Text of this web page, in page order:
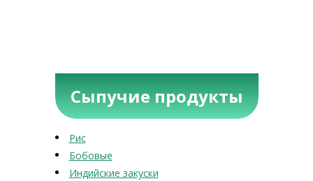
Сыпучие продукты
Рис
Бобовые
Индийские закуски